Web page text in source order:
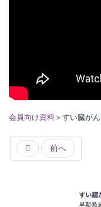
会員向け資料 ＞すい臓が
前へ